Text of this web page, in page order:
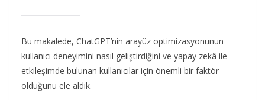
Bu makalede, ChatGPT’nin arayüz optimizasyonunun
kullanıcı deneyimini nasıl geliştirdiğini ve yapay zekâ ile
etkileşimde bulunan kullanıcılar için önemli bir faktör
olduğunu ele aldık.